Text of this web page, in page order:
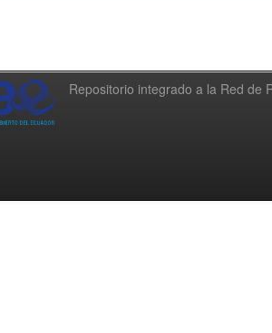
Repositorio integrado a la Red de